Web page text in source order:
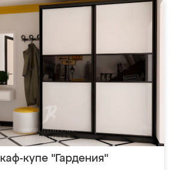
купе "Гардения"